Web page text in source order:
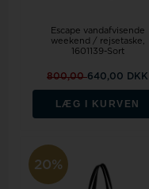
Escape vandafvisende
weekend / rejsetaske,
1601139-Sort
800,00640,00 DKK
LÆG I KURVEN
20%